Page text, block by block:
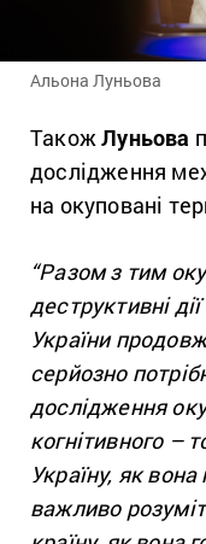
Альона Луньова
ТакожЛуньова
дослідження
на окуповані
“Разом з тим
деструктивні
України
серйозно
дослідження
когнітивного –
Україну, як
важливо